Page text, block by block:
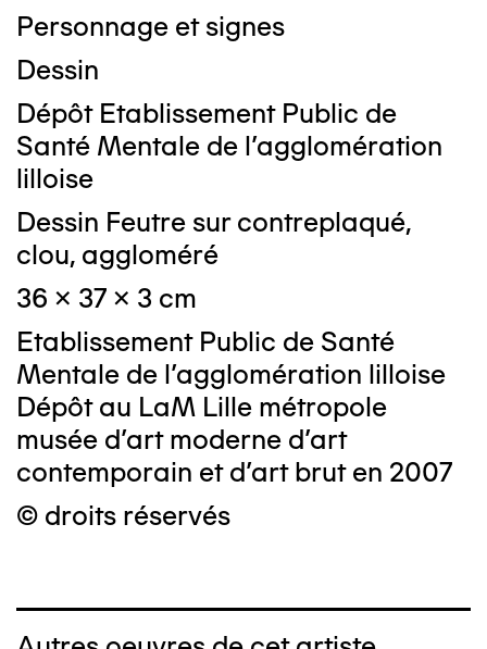
Personnage et signes
Dessin
Dépôt Etablissement Public de
Santé Mentale de l'agglomération
lilloise
Dessin Feutre sur contreplaqué,
clou, aggloméré
36 x 37 x 3 cm
Etablissement Public de Santé
Mentale de l'agglomération lilloise
Dépôt au LaM Lille métropole
musée d’art moderne d’art
contemporain et d’art brut en 2007
© droits réservés